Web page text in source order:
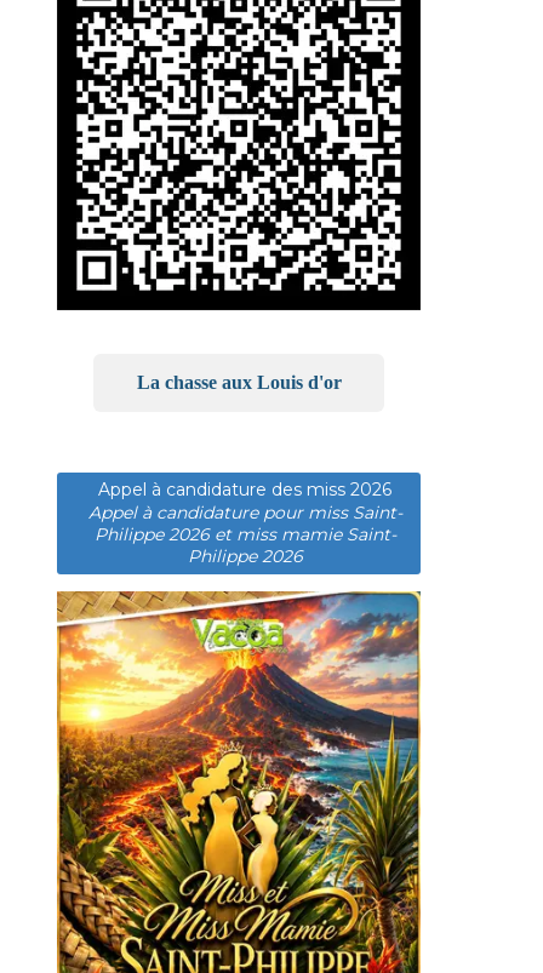
La chasse aux Louis d'or
Appel à candidature des miss 2026
Appel à candidature pour miss Saint-
Philippe 2026 et miss mamie Saint-
Philippe 2026